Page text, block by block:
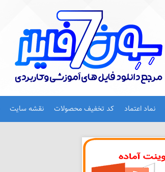
نماد اعتماد کد تخفیف محصولات نقشه سایت